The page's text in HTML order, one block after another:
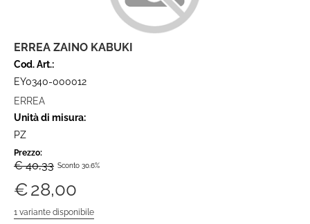
ERREA ZAINO KABUKI
Cod. Art.:
EY0340-000012
ERREA
Unità di misura:
PZ
Prezzo:
€ 40,33 Sconto 30.6%
€28,00